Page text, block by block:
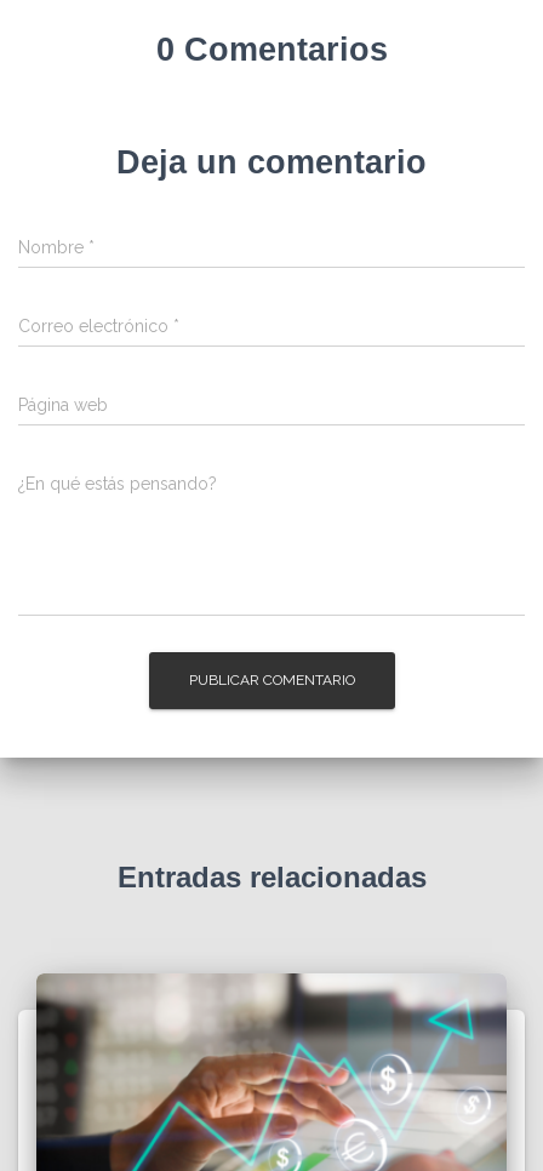
0 Comentarios
Deja un comentario
Nombre *
Correo electrónico *
Página web
¿En qué estás pensando?
Entradas relacionadas